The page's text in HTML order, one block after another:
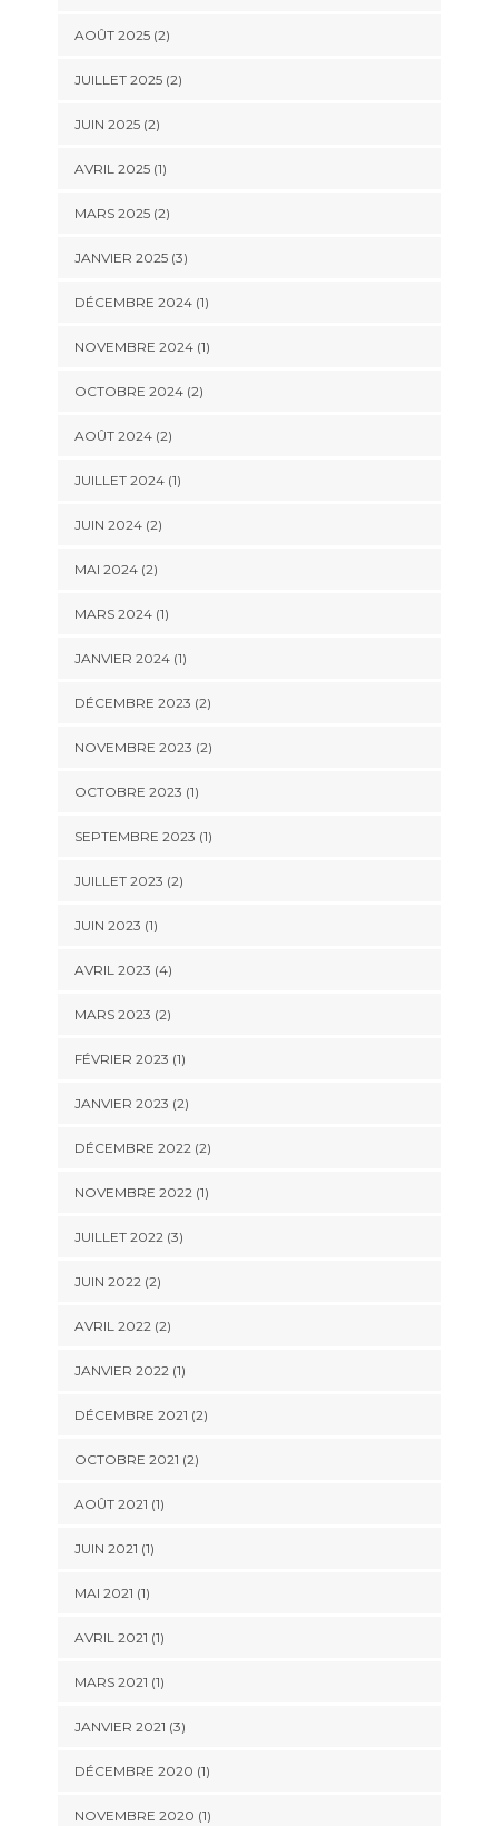
AOÛT 2025(2)
JUILLET 2025(2)
JUIN 2025(2)
AVRIL 2025(1)
MARS 2025(2)
JANVIER 2025(3)
DÉCEMBRE 2024(1)
NOVEMBRE 2024(1)
OCTOBRE 2024(2)
AOÛT 2024(2)
JUILLET 2024(1)
JUIN 2024(2)
MAI 2024(2)
MARS 2024(1)
JANVIER 2024(1)
DÉCEMBRE 2023 (2)
NOVEMBRE 2023 (2)
OCTOBRE 2023 (1)
SEPTEMBRE 2023 (1)
JUILLET 2023 (2)
JUIN 2023 (1)
AVRIL 2023 (4)
MARS 2023 (2)
FÉVRIER 2023 (1)
JANVIER 2023 (2)
DÉCEMBRE 2022(2)
NOVEMBRE 2022(1)
JUILLET 2022(3)
JUIN 2022(2)
AVRIL 2022(2)
JANVIER 2022(1)
DÉCEMBRE 2021 (2)
OCTOBRE 2021 (2)
AOÛT 2021 (1)
JUIN 2021 (1)
MAI 2021 (1)
AVRIL 2021 (1)
MARS 2021 (1)
JANVIER 2021 (3)
DÉCEMBRE 2020 (1)
NOVEMBRE 2020 (1)